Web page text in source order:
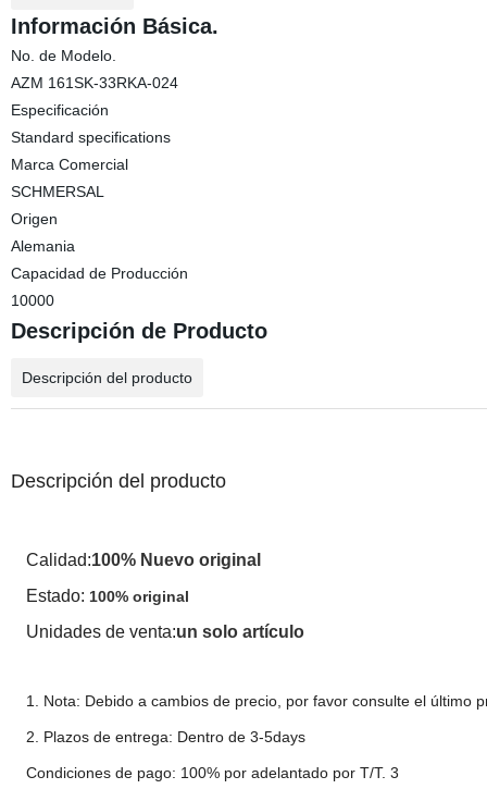
Información Básica.
No. de Modelo.
AZM 161SK-33RKA-024
Especificación
Standard specifications
Marca Comercial
SCHMERSAL
Origen
Alemania
Capacidad de Producción
10000
Descripción de Producto
Descripción del producto
Descripción del producto
Calidad:100% Nuevo original
Estado: 100% original
Unidades de venta:un solo artículo
1. Nota: Debido a cambios de precio, por favor consulte el último
2. Plazos de entrega: Dentro de 3-5days
Condiciones de pago: 100% por adelantado por T/T. 3